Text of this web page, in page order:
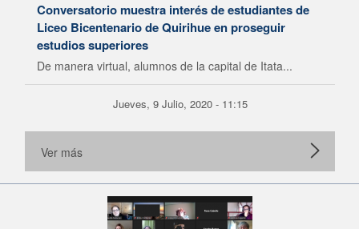
Conversatorio muestra interés de estudiantes de
Liceo Bicentenario de Quirihue en proseguir
estudios superiores
De manera virtual, alumnos de la capital de Itata...
Jueves, 9 Julio, 2020 - 11:15
Ver más